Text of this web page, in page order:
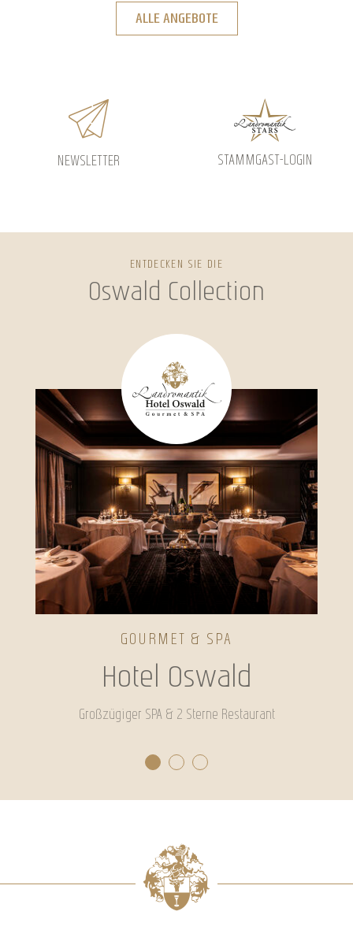
ALLE ANGEBOTE
NEWSLETTER STAMMGAST-LOGIN
ENTDECKEN SIE DIE
Oswald Collection
GOURMET & SPA
Hotel Oswald
Großzügiger SPA & 2 Sterne Restaurant